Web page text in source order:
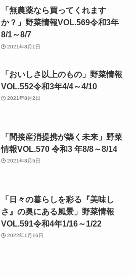
「無農薬なら買ってくれます
か？」野菜情報VOL.569令和3年
8/1～8/7
2021年8月1日
「おいしさ以上のもの」野菜情報
VOL.552令和3年4/4～4/10
2021年8月2日
「間接産消提携が築く未来」野菜
情報VOL.570 令和3 年8/8～8/14
2021年8月5日
「日々の暮らしを彩る『美味し
さ』の奥にある風景」野菜情報
VOL.591令和4年1/16～1/22
2022年1月16日